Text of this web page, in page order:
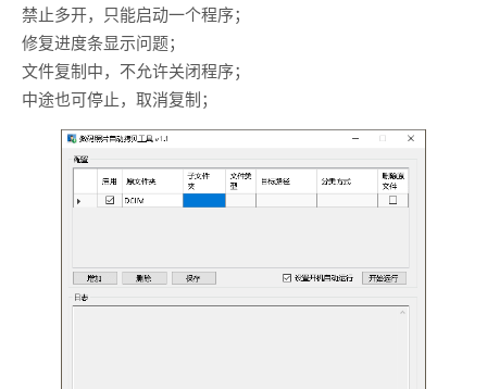
禁止多开，只能启动一个程序；
修复进度条显示问题；
文件复制中，不允许关闭程序；
中途也可停止，取消复制；